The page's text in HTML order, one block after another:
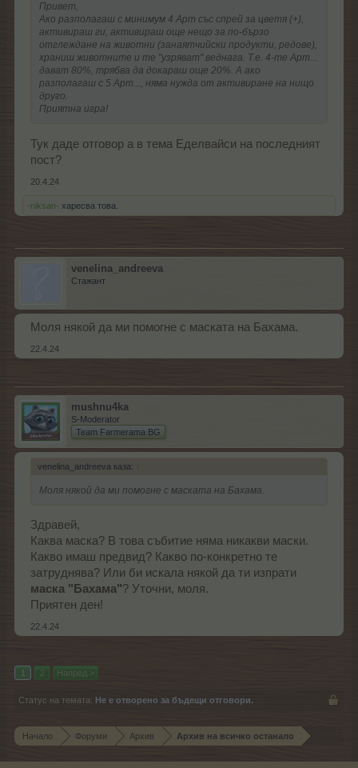
Привет,
Ако разполагаш с минимум 4 Арт със спрей за цветя (+),
активираш ги, активираш още нещо за по-бързо
отглеждане на животни (занаятчийски продукти, редове),
храниш животните и те "узряват" веднага. Т.е. 4-те Арт...
дават 80%, трябва да докараш още 20%. А ако
разполагаш с 5 Арт..., няма нужда от активиране на нищо
друго.
Приятна игра!
Тук даде отговор а в тема Еделвайси на последният
пост?
20.4.24
-niksan- харесва това.
venelina_andreeva
Стажант
Моля някой да ми помогне с маската на Бахама.
22.4.24
mushnu4ka
S-Moderator
Team Farmerama BG
venelina_andreeva каза: ↑
Моля някой да ми помогне с маската на Бахама.
Здравей,
Каква маска? В това събитие няма никакви маски.
Какво имаш предвид? Какво по-конкретно те
затруднява? Или би искала някой да ти изпрати
маска "Бахама"? Уточни, моля.
Приятен ден!
22.4.24
1 2 Напред >
Статус на темата: Не е отворено за бъдещи отговори.
Начало Форуми Архив Архив на всичко останало